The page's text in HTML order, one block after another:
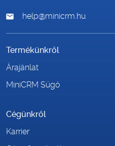
help@minicrm.hu
Termékünkről
Árajánlat
MiniCRM Súgó
Cégünkről
Karrier